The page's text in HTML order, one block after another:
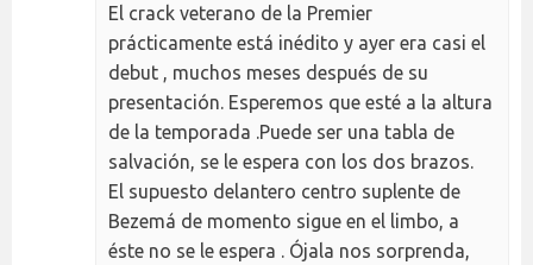
El crack veterano de la Premier
prácticamente está inédito y ayer era casi el
debut , muchos meses después de su
presentación. Esperemos que esté a la altura
de la temporada .Puede ser una tabla de
salvación, se le espera con los dos brazos.
El supuesto delantero centro suplente de
Bezemá de momento sigue en el limbo, a
éste no se le espera . Ójala nos sorprenda,